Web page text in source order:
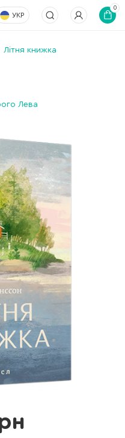
УКР
0
Літня книжка
Лева